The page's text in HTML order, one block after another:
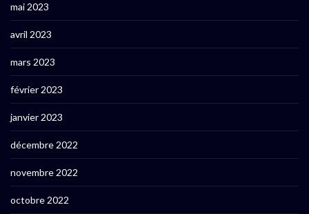
mai 2023
avril 2023
mars 2023
février 2023
janvier 2023
décembre 2022
novembre 2022
octobre 2022